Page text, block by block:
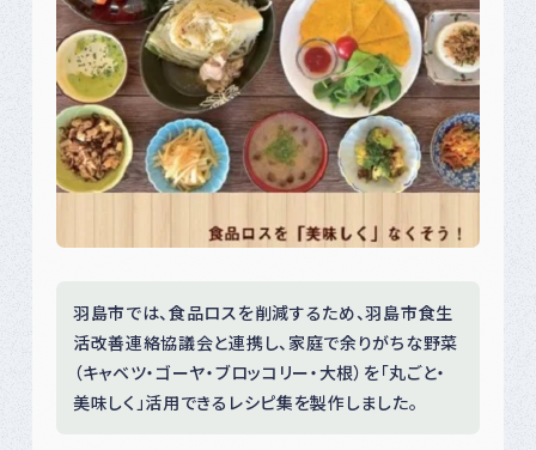
羽島市では、食品ロスを削減するため、羽島市食生
活改善連絡協議会と連携し、家庭で余りがちな野菜
（キャベツ・ゴーヤ・ブロッコリー・大根）を「丸ごと・
美味しく」活用できるレシピ集を製作しました。